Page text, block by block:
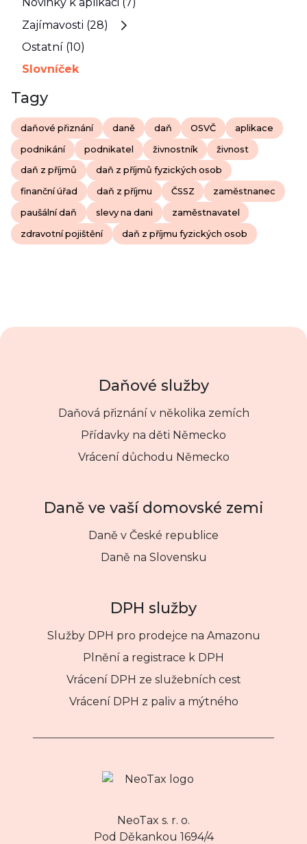
Zajímavosti (28)
Ostatní (10)
Slovníček
Tagy
daňové přiznání daně daň OSVČ aplikace
podnikání podnikatel živnostník živnost
daň z příjmů daň z příjmů fyzických osob
finanční úřad daň z příjmu ČSSZ zaměstnanec
paušální daň slevy na dani zaměstnavatel
zdravotní pojištění daň z příjmu fyzických osob
Daňové služby
Daňová přiznání v několika zemích
Přídavky na děti Německo
Vrácení důchodu Německo
Daně ve vaší domovské zemi
Daně v České republice
Daně na Slovensku
DPH služby
Služby DPH pro prodejce na Amazonu
Plnění a registrace k DPH
Vrácení DPH ze služebních cest
Vrácení DPH z paliv a mýtného
NeoTax s. r. o.
Pod Děkankou 1694/4